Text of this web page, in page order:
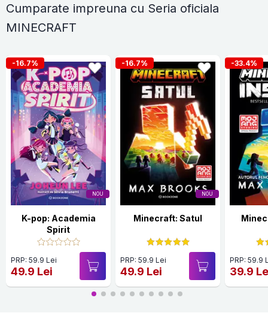
Cumparate impreuna cu Seria oficiala
MINECRAFT
NOU
-16.7%
K-pop: Academia
Spirit
PRP: 59.9 Lei
49.9 Lei
NOU
-16.7%
Minecraft: Satul
PRP: 59.9 Lei
49.9 Lei
-33.4%
PRP: 59.9
39.9